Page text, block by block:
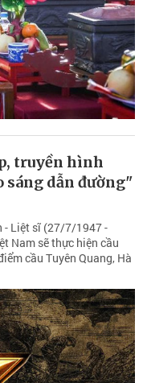
truyền hình
dẫn đường"
- Liệt sĩ (27/7/1947 -
Nam sẽ thực hiện cầu
cầu Tuyên Quang, Hà